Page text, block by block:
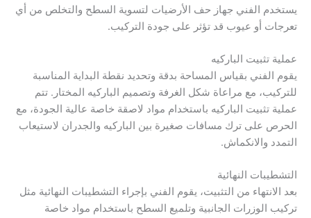
يستخدم الفني جهاز حف الأرضيات لتسوية السطح والتخلص من أي
تعرجات أو عيوب قد تؤثر على جودة التركيب.
عملية تثبيت الباركيه
يقوم الفني بقياس المساحة بدقة وتحديد نقطة البداية المناسبة
للتركيب، مع مراعاة شكل الغرفة وتصميم الباركيه المختار. تتم
عملية تثبيت الباركيه باستخدام مواد لاصقة خاصة عالية الجودة، مع
الحرص على ترك مسافات صغيرة بين الباركيه والجدران لاستيعاب
التمدد والانكماش.
التشطيبات النهائية
بعد الانتهاء من التثبيت، يقوم الفني بإجراء التشطيبات النهائية مثل
تركيب الوزرات الجانبية وتلميع السطح باستخدام مواد خاصة